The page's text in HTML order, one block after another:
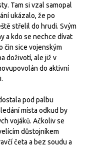
Tam si vzal samopal
ukázalo, že po
střelil do hrudi. Svým
a kdo se nechce dívat
čin sice vojenským
doživotí, ale již v
do aktivní
pod palbu
místa odkud by
vojáků. Ačkoliv se
důstojníkem
četa a bez soudu a